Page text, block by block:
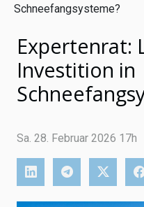
Schneefangsysteme?
Expertenrat:
Investition in
Sa. 28. Februar 2026 17h